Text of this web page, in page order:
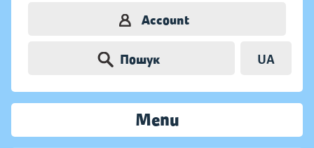
Account
Пошук UA
Menu